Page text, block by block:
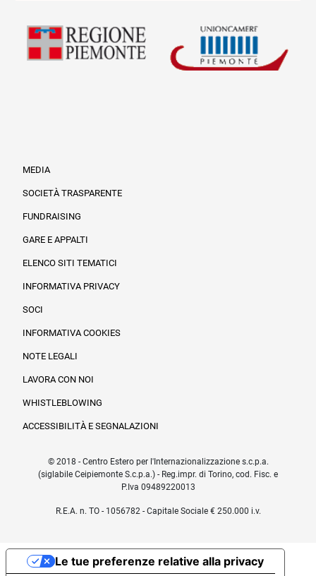
MEDIA
SOCIETÀ TRASPARENTE
FUNDRAISING
GARE E APPALTI
ELENCO SITI TEMATICI
INFORMATIVA PRIVACY
SOCI
INFORMATIVA COOKIES
NOTE LEGALI
LAVORA CON NOI
WHISTLEBLOWING
ACCESSIBILITÀ E SEGNALAZIONI
© 2018 - Centro Estero per l'Internazionalizzazione s.c.p.a.
(siglabile Ceipiemonte S.c.p.a.) - Reg.impr. di Torino, cod. Fisc. e
P.Iva 09489220013
R.E.A. n. TO - 1056782 - Capitale Sociale € 250.000 i.v.
Le tue preferenze relative alla privacy